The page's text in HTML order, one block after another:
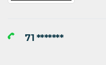
71 *******